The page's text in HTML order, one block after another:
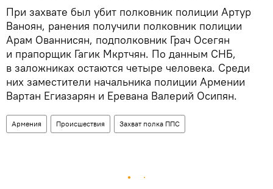
При захвате был убит полковник полиции Артур
Ваноян, ранения получили полковник полиции
Арам Ованнисян, подполковник Грач Осегян
и прапорщик Гагик Мкртчян. По данным СНБ,
в заложниках остаются четыре человека. Среди
них заместители начальника полиции Армении
Вартан Егиазарян и Еревана Валерий Осипян.
Армения Происшествия Захват полка ППС